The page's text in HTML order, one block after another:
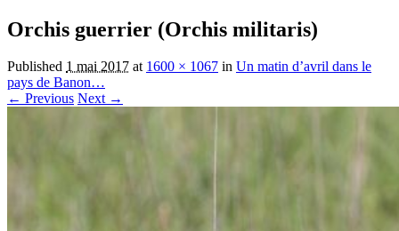
Orchis guerrier (Orchis militaris)
Published 1 mai 2017 at 1600 × 1067 in Un matin d’avril dans le
pays de Banon…
← Previous Next →